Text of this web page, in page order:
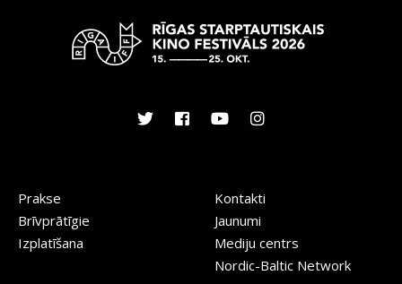
Prakse
Brīvprātīgie
Izplatīšana
Kontakti
Jaunumi
Mediju centrs
Nordic-Baltic Network